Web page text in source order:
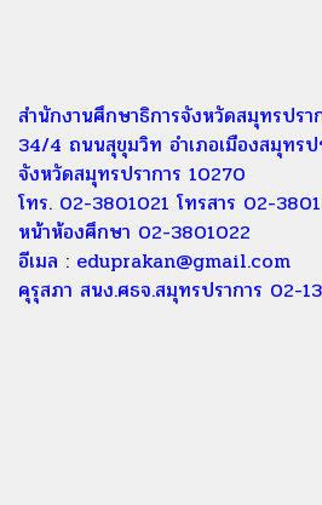
สำนักงานศึกษาธิการจังหวัดสมุทรปรา
34/4 ถนนสุขุมวิท อำเภอเมืองสมุทรป
จังหวัดสมุทรปราการ 10270
โทร. 02-3801021 โทรสาร 02-
หน้าห้องศึกษา 02-3801022
อีเมล : eduprakan@gmail.com
คุรุสภา สนง.ศธจ.สมุทรปราการ 02-